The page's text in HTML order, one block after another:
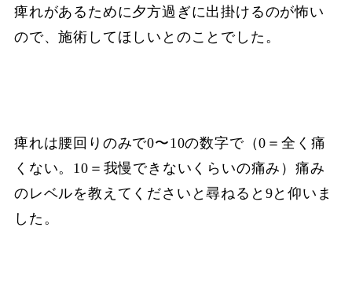
痺れがあるために夕方過ぎに出掛けるのが怖い
ので、施術してほしいとのことでした。
痺れは腰回りのみで0〜10の数字で（0＝全く痛
くない。10＝我慢できないくらいの痛み）痛み
のレベルを教えてくださいと尋ねると9と仰いま
した。